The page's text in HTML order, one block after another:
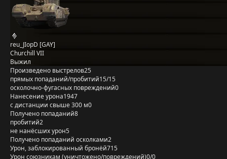
reu_JIopD [GAY]
Churchill VII
Выжил
Произведено выстрелов25
прямых попаданий/пробитий15/15
осколочно-фугасных повреждений0
Нанесение урона1947
с дистанции свыше 300 м0
Получено попаданий8
пробитий2
не нанёсших урон5
Получено попаданий осколками2
Урон, заблокированный бронёй715
Урон союзникам (уничтожено/повреждений)0/0